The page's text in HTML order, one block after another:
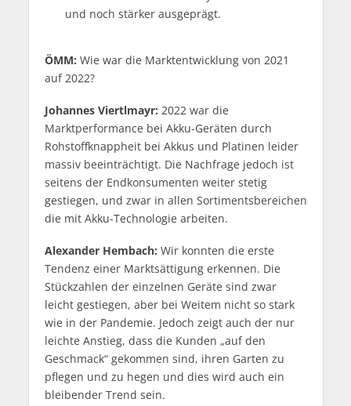
und noch stärker ausgeprägt.
ÖMM: Wie war die Marktentwicklung von 2021
auf 2022?
Johannes Viertlmayr: 2022 war die
Marktperformance bei Akku-Geräten durch
Rohstoffknappheit bei Akkus und Platinen leider
massiv beeinträchtigt. Die Nachfrage jedoch ist
seitens der Endkonsumenten weiter stetig
gestiegen, und zwar in allen Sortimentsbereichen
die mit Akku-Technologie arbeiten.
Alexander Hembach: Wir konnten die erste
Tendenz einer Marktsättigung erkennen. Die
Stückzahlen der einzelnen Geräte sind zwar
leicht gestiegen, aber bei Weitem nicht so stark
wie in der Pandemie. Jedoch zeigt auch der nur
leichte Anstieg, dass die Kunden „auf den
Geschmack“ gekommen sind, ihren Garten zu
pflegen und zu hegen und dies wird auch ein
bleibender Trend sein.